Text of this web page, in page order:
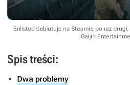
Enlisted debiutuje na Steamie po raz
Gaijin
Spis treści:
Dwa problemy